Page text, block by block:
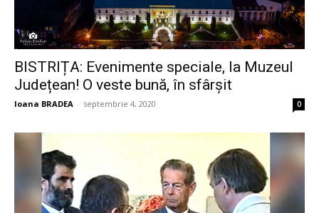
BISTRIȚA: Evenimente speciale, la Muzeul
Județean! O veste bună, în sfârșit
Ioana BRADEA - septembrie 4, 2020 0